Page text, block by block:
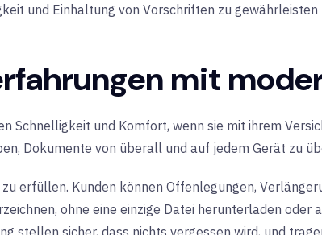
und Einhaltung von Vorschriften zu
mit
Schnelligkeit und Komfort, wenn sie mit ihrem
Dokumente von überall und auf jedem Gerät zu
erfüllen. Kunden können Offenlegungen,
ohne eine einzige Datei herunterladen oder
stellen sicher, dass nichts vergessen wird, und